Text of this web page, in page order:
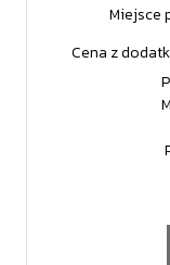
Miejsce
Cena z